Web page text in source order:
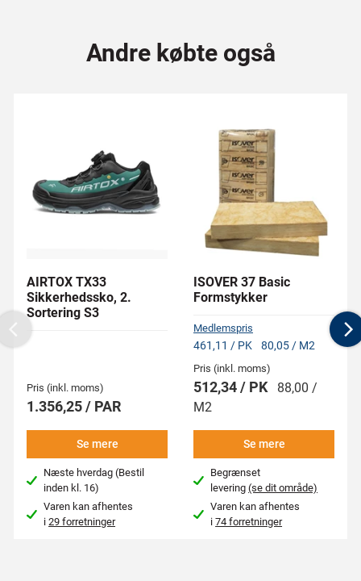
Andre købte også
AIRTOX TX33
Sikkerhedssko, 2.
Sortering S3
Pris (inkl. moms)
1.356,25 / PAR
Se mere
Næste hverdag (Bestil
inden kl. 16)
Varen kan afhentes
i29 forretninger
ISOVER 37 Basic
Formstykker
Medlemspris
461,11 / PK 80,05 / M2
Pris (inkl. moms)
512,34 / PK
88,00 /
M2
Se mere
Begrænset
levering(se dit område)
Varen kan afhentes
i74 forretninger
Previous